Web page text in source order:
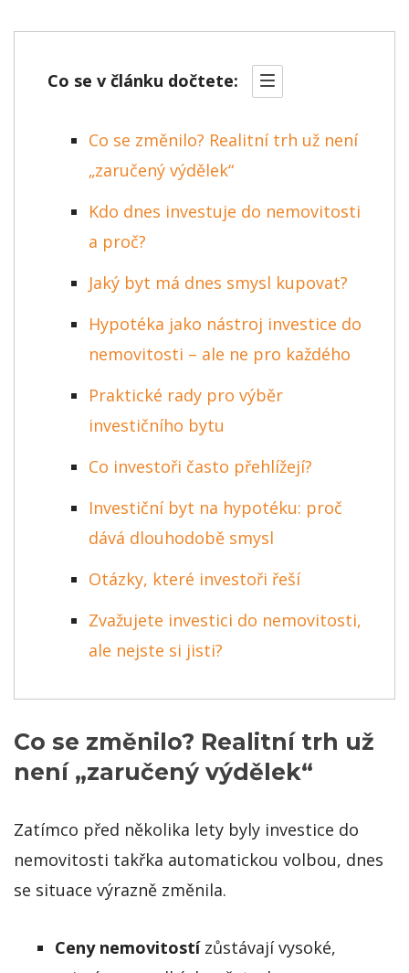
Co se v článku dočtete:
Co se změnilo? Realitní trh už není
„zaručený výdělek“
Kdo dnes investuje do nemovitosti
a proč?
Jaký byt má dnes smysl kupovat?
Hypotéka jako nástroj investice do
nemovitosti – ale ne pro každého
Praktické rady pro výběr
investičního bytu
Co investoři často přehlížejí?
Investiční byt na hypotéku: proč
dává dlouhodobě smysl
Otázky, které investoři řeší
Zvažujete investici do nemovitosti,
ale nejste si jisti?
Co se změnilo? Realitní trh už
není „zaručený výdělek“
Zatímco před několika lety byly investice do
nemovitosti takřka automatickou volbou, dnes
se situace výrazně změnila.
Ceny nemovitostízůstávají vysoké,